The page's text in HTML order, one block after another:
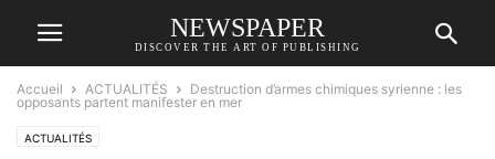
NEWSPAPER
DISCOVER THE ART OF PUBLISHING
Accueil ACTUALITÉS
Destruction d’armes chimiques syrienne : les
opposants partent manifester en mer
ACTUALITÉS